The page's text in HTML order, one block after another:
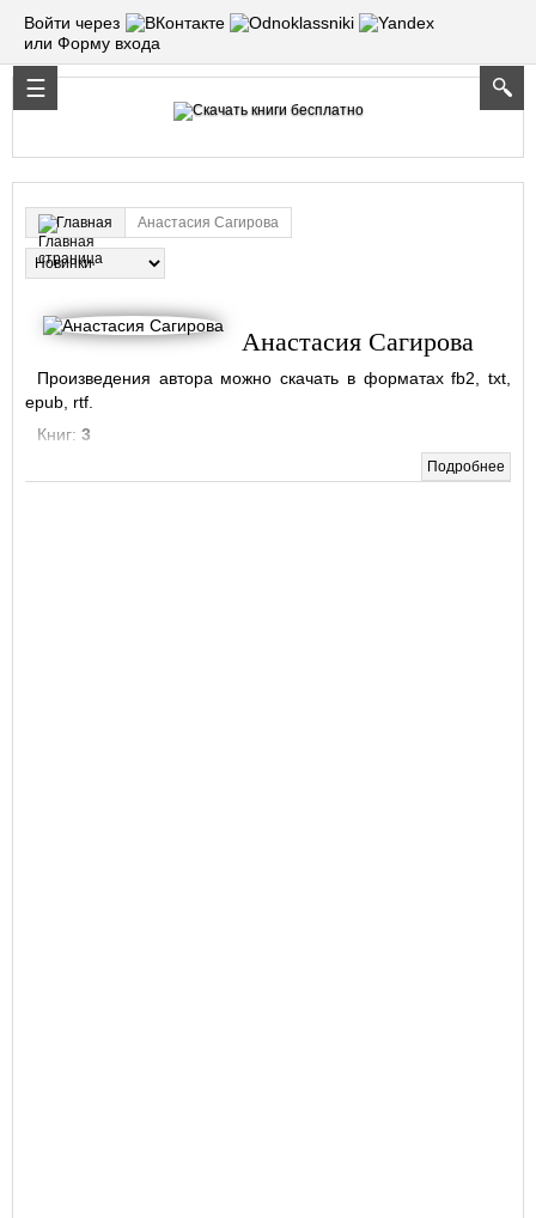
Войти через
или Форму входа
Главная Анастасия Сагирова
Анастасия Сагирова
Произведения автора можно скачать в форматах fb2, txt,
epub, rtf.
Книг: 3
Подробнее